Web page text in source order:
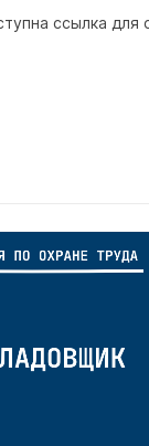
ссылка для